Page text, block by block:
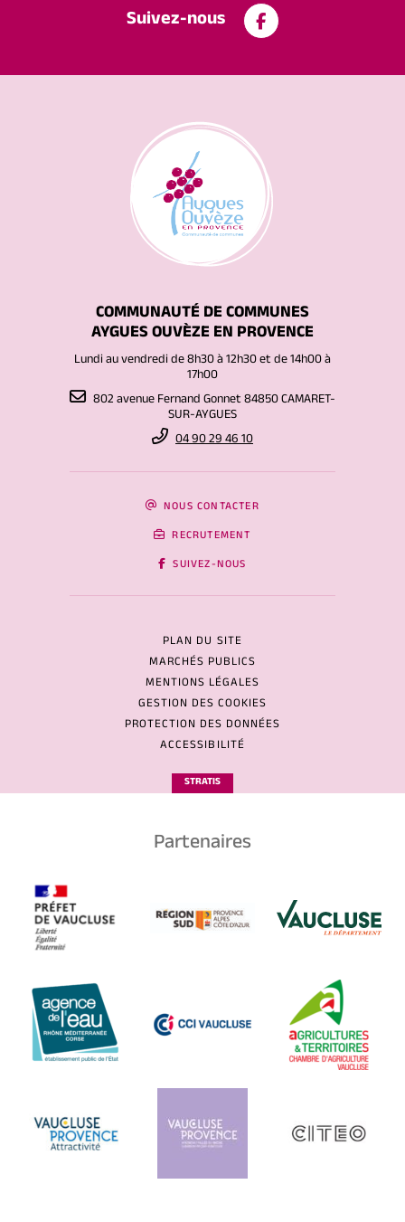
Suivez-nous
COMMUNAUTÉ DE COMMUNES
AYGUES OUVÈZE EN PROVENCE
Lundi au vendredi de 8h30 à 12h30 et de 14h00 à
17h00
802 avenue Fernand Gonnet 84850 CAMARET-
SUR-AYGUES
04 90 29 46 10
NOUS CONTACTER
RECRUTEMENT
SUIVEZ-NOUS
PLAN DU SITE
MARCHÉS PUBLICS
MENTIONS LÉGALES
GESTION DES COOKIES
PROTECTION DES DONNÉES
ACCESSIBILITÉ
STRATIS
Partenaires